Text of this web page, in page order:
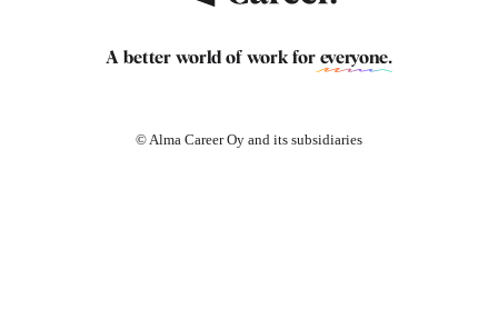
A better world of work for everyone.
© Alma Career Oy and its subsidiaries